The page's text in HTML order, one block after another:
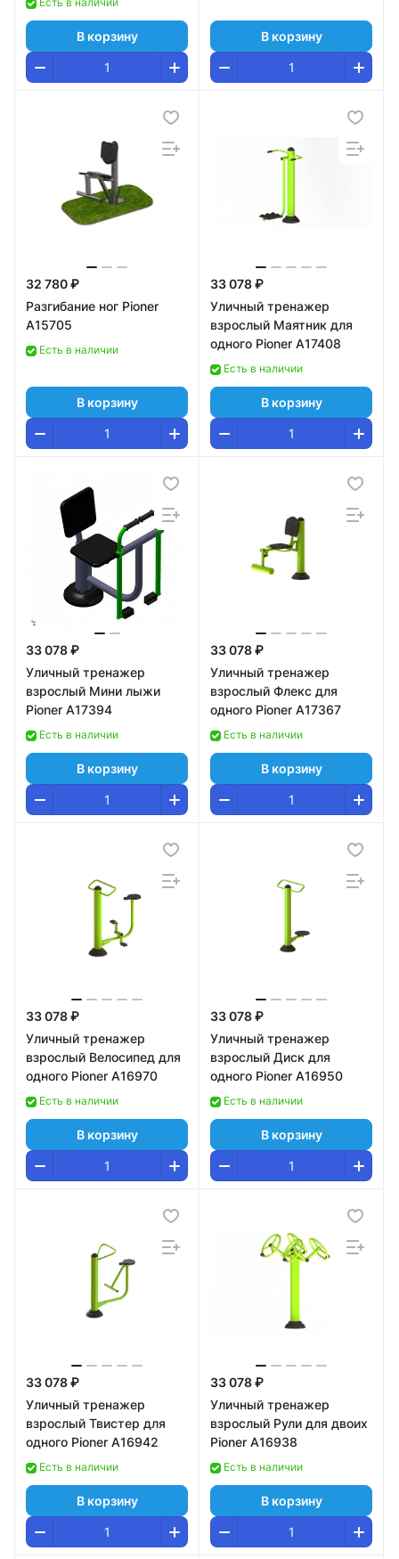
В корзину В корзину
32 780 ₽
Разгибание ног Pioner
A15705
Есть в наличии
В корзину
33 078 ₽
Уличный тренажер
взрослый Маятник для
одного Pioner A17408
Есть в наличии
В корзину
33 078 ₽
Уличный тренажер
взрослый Мини лыжи
Pioner A17394
Есть в наличии
В корзину
33 078 ₽
Уличный тренажер
взрослый Флекс для
одного Pioner A17367
Есть в наличии
В корзину
33 078 ₽
Уличный тренажер
взрослый Велосипед для
одного Pioner A16970
Есть в наличии
В корзину
33 078 ₽
Уличный тренажер
взрослый Диск для
одного Pioner A16950
Есть в наличии
В корзину
33 078 ₽
Уличный тренажер
взрослый Твистер для
одного Pioner A16942
Есть в наличии
В корзину
33 078 ₽
Уличный тренажер
взрослый Рули для двоих
Pioner A16938
Есть в наличии
В корзину